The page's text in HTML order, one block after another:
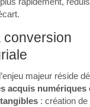
conversion
majeur réside
acquis numériques
: création